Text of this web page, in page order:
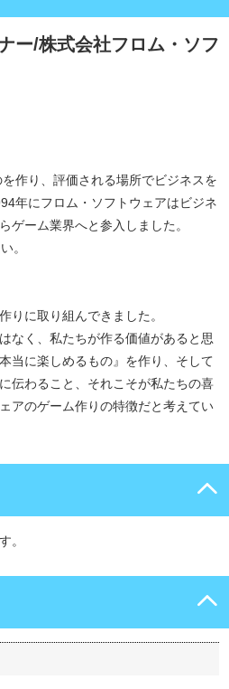
ー/株式会社フロム・ソフ
作り、評価される場所でビジネスを
年にフロム・ソフトウェアはビジネ
ゲーム業界へと参入しました。
。
りに取り組んできました。
なく、私たちが作る価値があると思
当に楽しめるもの』を作り、そして
伝わること、それこそが私たちの喜
アのゲーム作りの特徴だと考えてい
。